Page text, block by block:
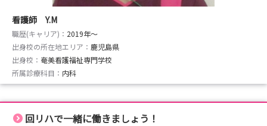
看護師 Y.M
職歴(キャリア)： 2019年〜
出身校の所在地エリア： 鹿児島県
出身校： 奄美看護福祉専門学校
所属診療科目： 内科
回リハで一緒に働きましょう！